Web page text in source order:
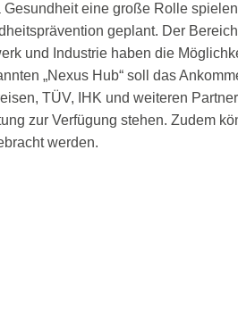
Gesundheit eine große Rolle
geplant. Der
und Industrie haben die
„Nexus Hub“ soll das
TÜV, IHK und weiteren
zur Verfügung stehen. Zudem
werden.